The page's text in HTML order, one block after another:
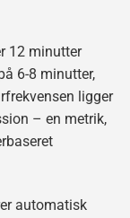
12 minutter
6-8 minutter,
ligger
– en metrik,
automatisk